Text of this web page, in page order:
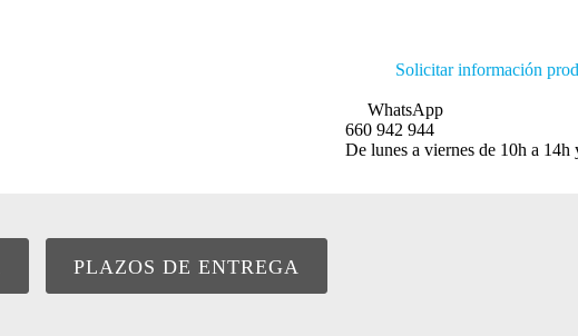
Solicitar información
WhatsApp
660 942 944
De lunes a viernes de 10h a 14h
PLAZOS DE ENTREGA